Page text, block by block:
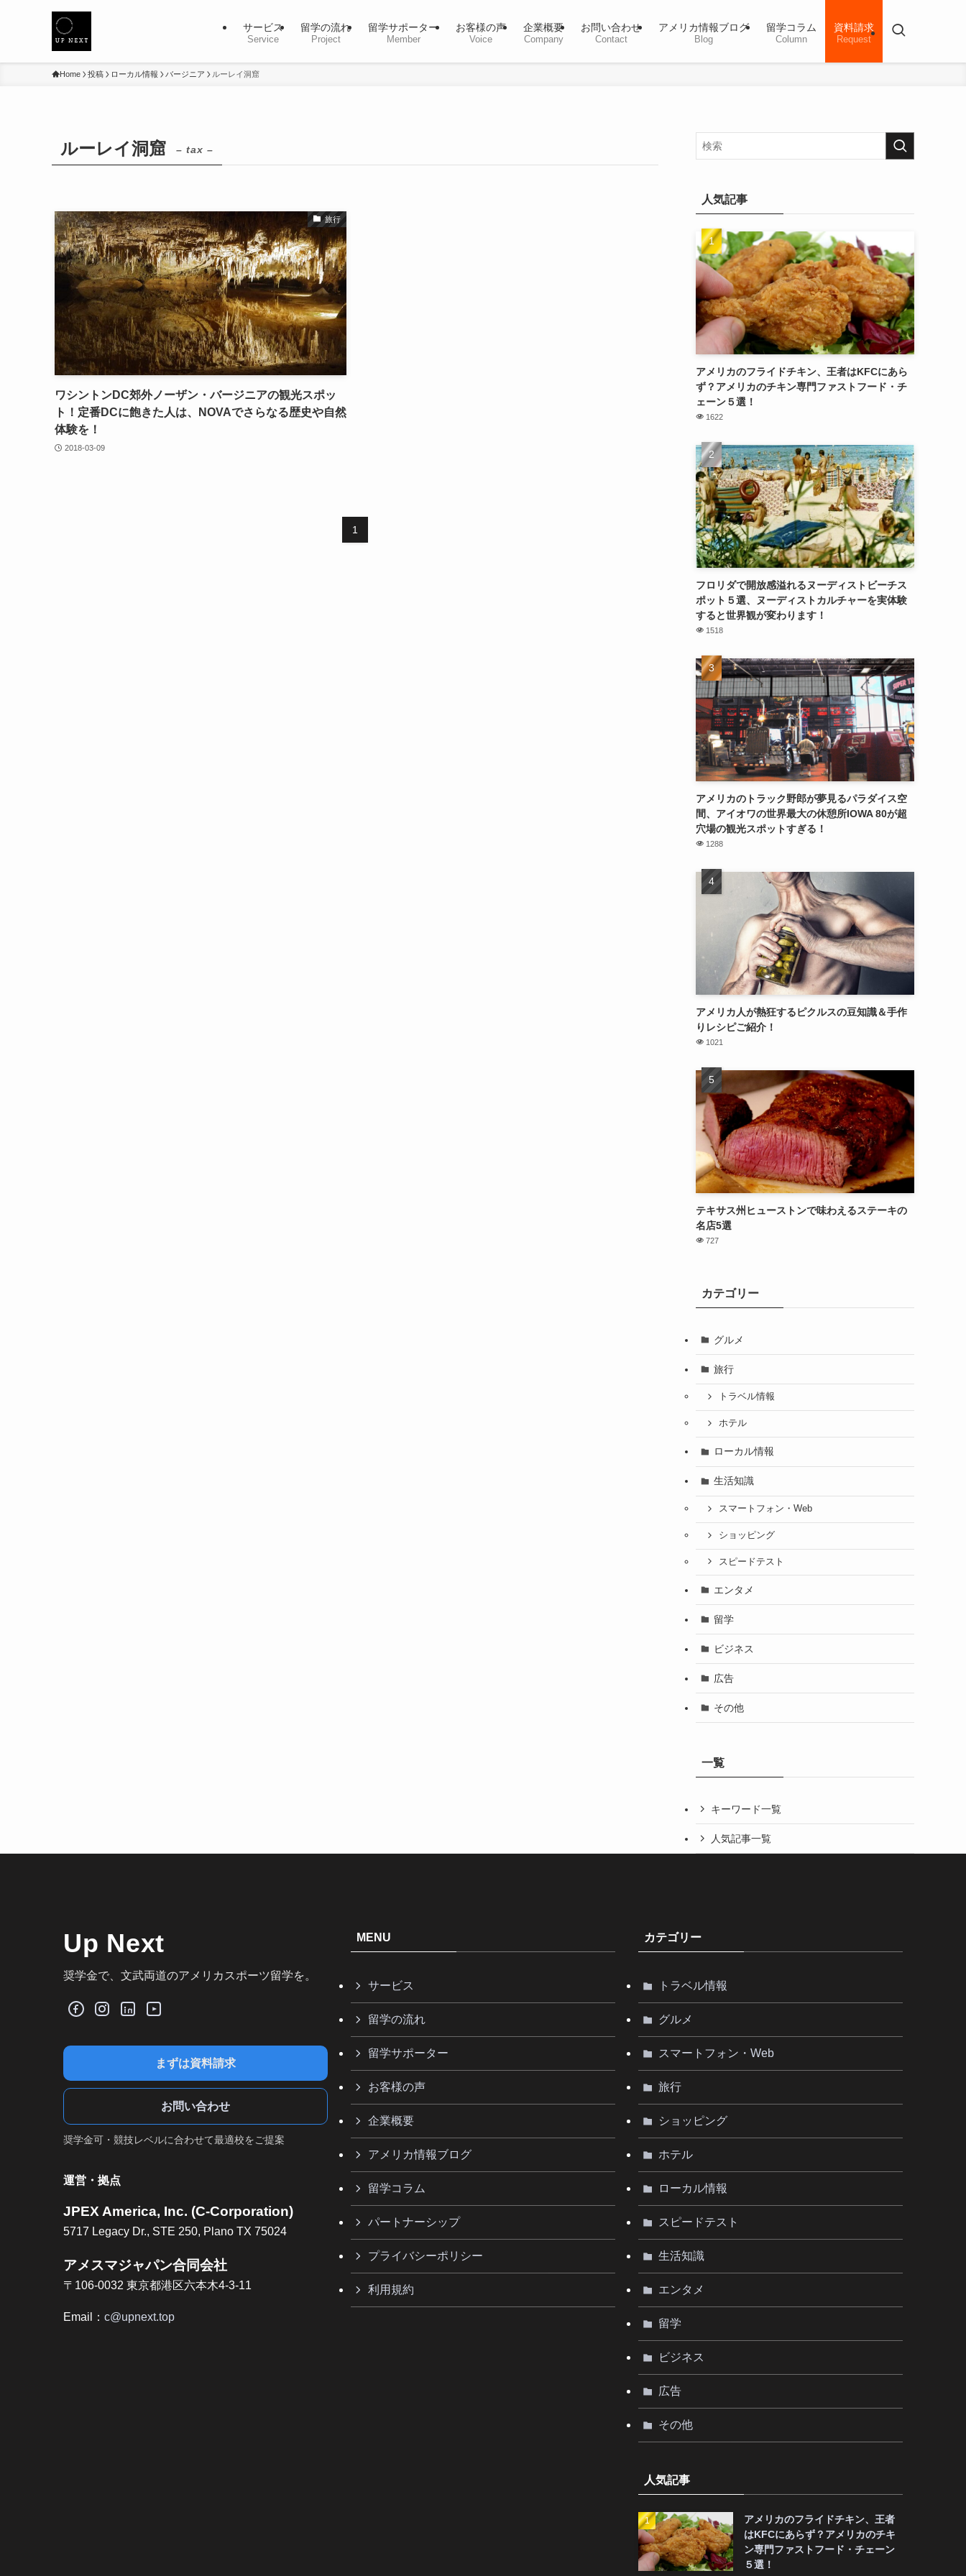
サービス
Service
留学の流れ
Project
留学サポーター
Member
お客様の声
Voice
企業概要
Company
お問い合わせ
Contact
アメリカ情報ブログ
Blog
留学コラム
Column
資料請求
Request
Home 投稿 ローカル情報 バージニア ルーレイ洞窟
ルーレイ洞窟 – tax –
旅行
ワシントンDC郊外ノーザン・バージニアの観光スポッ
ト！定番DCに飽きた人は、NOVAでさらなる歴史や自然
体験を！
2018-03-09
1
人気記事
アメリカのフライドチキン、王者はKFCにあら
ず？アメリカのチキン専門ファストフード・チ
ェーン５選！
1622
フロリダで開放感溢れるヌーディストビーチス
ポット５選、ヌーディストカルチャーを実体験
すると世界観が変わります！
1518
アメリカのトラック野郎が夢見るパラダイス空
間、アイオワの世界最大の休憩所IOWA 80が超
穴場の観光スポットすぎる！
1288
アメリカ人が熱狂するピクルスの豆知識＆手作
りレシピご紹介！
1021
テキサス州ヒューストンで味わえるステーキの
名店5選
727
カテゴリー
グルメ
旅行
トラベル情報
ホテル
ローカル情報
生活知識
スマートフォン・Web
ショッピング
スピードテスト
エンタメ
留学
ビジネス
広告
その他
一覧
キーワード一覧
人気記事一覧
Up Next
奨学金で、文武両道のアメリカスポーツ留学を。
まずは資料請求
お問い合わせ
奨学金可・競技レベルに合わせて最適校をご提案
運営・拠点
JPEX America, Inc. (C-Corporation)
5717 Legacy Dr., STE 250, Plano TX 75024
アメスマジャパン合同会社
〒106-0032 東京都港区六本木4-3-11
Email： c@upnext.top
MENU
サービス
留学の流れ
留学サポーター
お客様の声
企業概要
アメリカ情報ブログ
留学コラム
パートナーシップ
プライバシーポリシー
利用規約
カテゴリー
トラベル情報
グルメ
スマートフォン・Web
旅行
ショッピング
ホテル
ローカル情報
スピードテスト
生活知識
エンタメ
留学
ビジネス
広告
その他
人気記事
アメリカのフライドチキン、王者
はKFCにあらず？アメリカのチキ
ン専門ファストフード・チェーン
５選！